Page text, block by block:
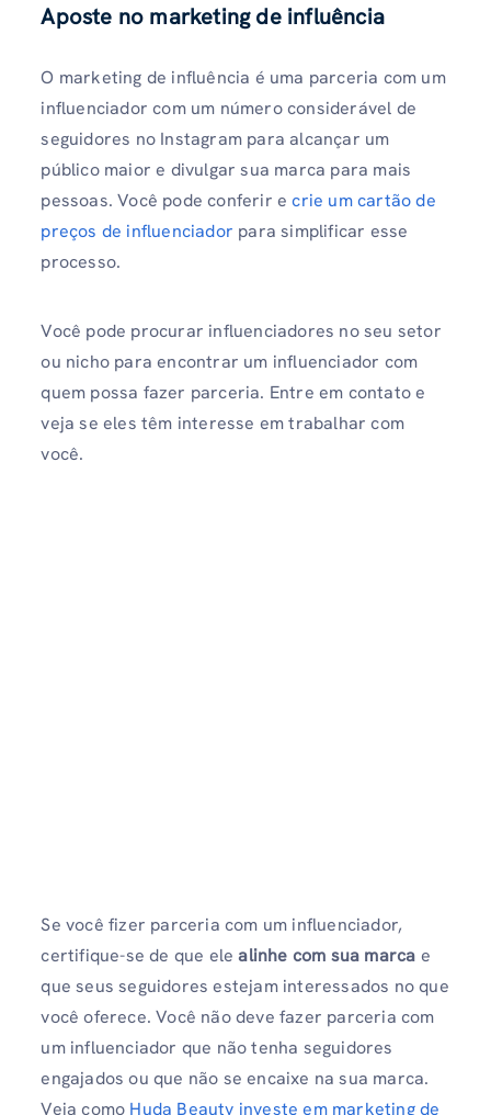
Aposte no marketing de influência
O marketing de influência é uma parceria com um
influenciador com um número considerável de
seguidores no Instagram para alcançar um
público maior e divulgar sua marca para mais
pessoas. Você pode conferir ecrie um cartão de
preços de influenciador para simplificar esse
processo.
Você pode procurar influenciadores no seu setor
ou nicho para encontrar um influenciador com
quem possa fazer parceria. Entre em contato e
veja se eles têm interesse em trabalhar com
você.
Se você fizer parceria com um influenciador,
certifique-se de que elealinhe com sua marca e
que seus seguidores estejam interessados ​​no que
você oferece. Você não deve fazer parceria com
um influenciador que não tenha seguidores
engajados ou que não se encaixe na sua marca.
Veja como Huda Beauty investe em marketing de